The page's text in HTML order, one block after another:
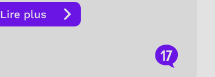
Lire plus
17